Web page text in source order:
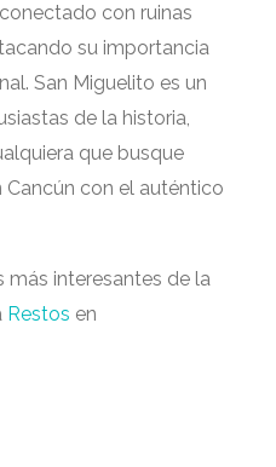
con ruinas
su importancia
San Miguelito es un
de la historia,
que busque
Cancún con el auténtico
más interesantes de la
Restos en